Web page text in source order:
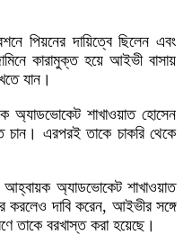
পিয়নের দায়িত্বে ছিলেন এবং
কারামুক্ত হয়ে আইভী বাসায়
যান।
অ্যাডভোকেট শাখাওয়াত হোসেন
চান। এরপরই তাকে চাকরি থেকে
অ্যাডভোকেট শাখাওয়াত
করলেও দাবি করেন, আইভীর সঙ্গে
তাকে বরখাস্ত করা হয়েছে।